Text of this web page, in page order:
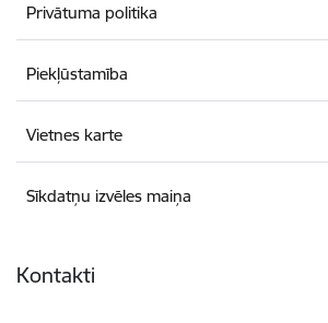
Privātuma politika
Piekļūstamība
Vietnes karte
Sīkdatņu izvēles maiņa
Kontakti